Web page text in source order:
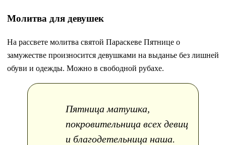
Молитва для девушек
На рассвете молитва святой Параскеве Пятнице о
замужестве произносится девушками на выданье без лишней
обуви и одежды. Можно в свободной рубахе.
Пятница матушка,
покровительница всех девиц
и благодетельница наша.